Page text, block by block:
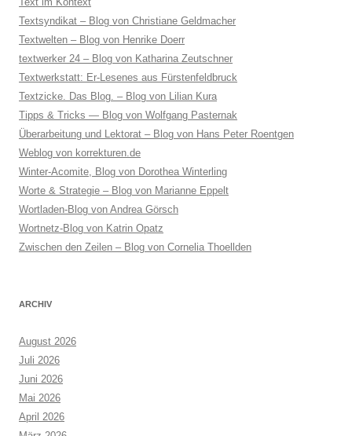
Textsyndikat – Blog von Christiane Geldmacher
Textwelten – Blog von Henrike Doerr
textwerker 24 – Blog von Katharina Zeutschner
Textwerkstatt: Er-Lesenes aus Fürstenfeldbruck
Textzicke. Das Blog. – Blog von Lilian Kura
Tipps & Tricks — Blog von Wolfgang Pasternak
Überarbeitung und Lektorat – Blog von Hans Peter Roentgen
Weblog von korrekturen.de
Winter-Acomite, Blog von Dorothea Winterling
Worte & Strategie – Blog von Marianne Eppelt
Wortladen-Blog von Andrea Görsch
Wortnetz-Blog von Katrin Opatz
Zwischen den Zeilen – Blog von Cornelia Thoellden
ARCHIV
August 2026
Juli 2026
Juni 2026
Mai 2026
April 2026